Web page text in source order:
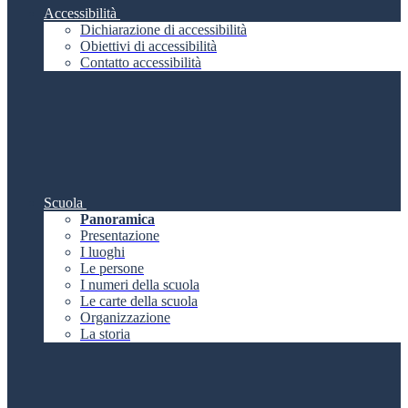
Accessibilità
Dichiarazione di accessibilità
Obiettivi di accessibilità
Contatto accessibilità
Scuola
Panoramica
Presentazione
I luoghi
Le persone
I numeri della scuola
Le carte della scuola
Organizzazione
La storia